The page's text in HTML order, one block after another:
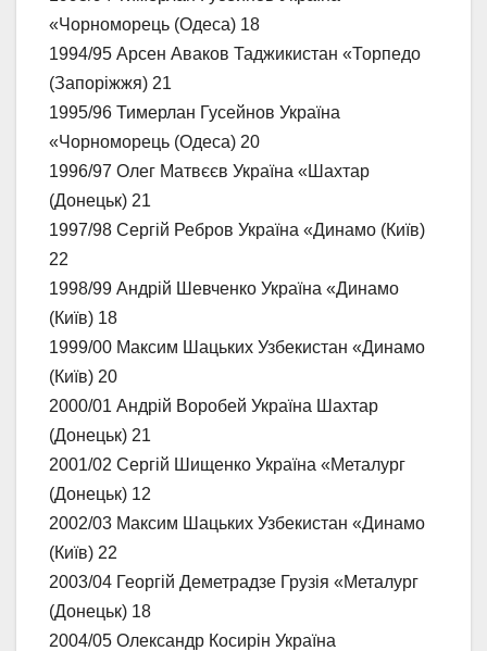
«Чорноморець (Одеса) 18
1994/95 Арсен Аваков Таджикистан «Торпедо
(Запоріжжя) 21
1995/96 Тимерлан Гусейнов Україна
«Чорноморець (Одеса) 20
1996/97 Олег Матвєєв Україна «Шахтар
(Донецьк) 21
1997/98 Сергій Ребров Україна «Динамо (Київ)
22
1998/99 Андрій Шевченко Україна «Динамо
(Київ) 18
1999/00 Максим Шацьких Узбекистан «Динамо
(Київ) 20
2000/01 Андрій Воробей Україна Шахтар
(Донецьк) 21
2001/02 Сергій Шищенко Україна «Металург
(Донецьк) 12
2002/03 Максим Шацьких Узбекистан «Динамо
(Київ) 22
2003/04 Георгій Деметрадзе Грузія «Металург
(Донецьк) 18
2004/05 Олександр Косирін Україна